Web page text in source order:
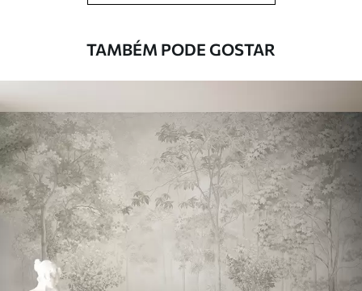
revestimento de verniz podem ser limpos
com água.
aplicação
Materiais disponíveis
Standard
45.0027.00 €/m²
Premium
TAMBÉM PODE GOSTAR